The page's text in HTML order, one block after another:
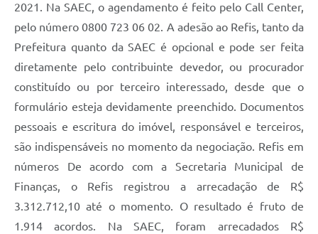
2021. Na SAEC, o agendamento é feito pelo Call Center,
pelo número 0800 723 06 02. A adesão ao Refis, tanto da
Prefeitura quanto da SAEC é opcional e pode ser feita
diretamente pelo contribuinte devedor, ou procurador
constituído ou por terceiro interessado, desde que o
formulário esteja devidamente preenchido. Documentos
pessoais e escritura do imóvel, responsável e terceiros,
são indispensáveis no momento da negociação. Refis em
números De acordo com a Secretaria Municipal de
Finanças, o Refis registrou a arrecadação de R$
3.312.712,10 até o momento. O resultado é fruto de
1.914 acordos. Na SAEC, foram arrecadados R$